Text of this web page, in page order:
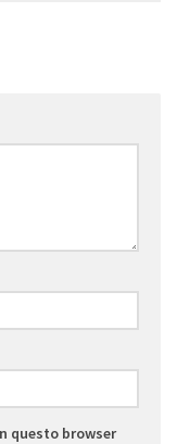
questo browser